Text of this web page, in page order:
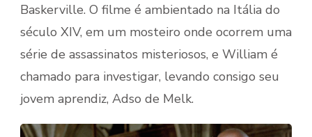
Baskerville. O filme é ambientado na Itália do
século XIV, em um mosteiro onde ocorrem uma
série de assassinatos misteriosos, e William é
chamado para investigar, levando consigo seu
jovem aprendiz, Adso de Melk.